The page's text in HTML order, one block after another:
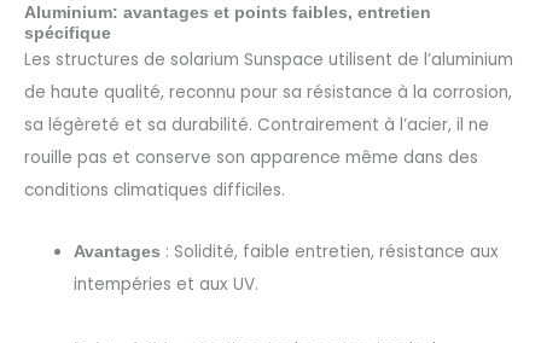
Aluminium: avantages et points faibles, entretien
spécifique
Les structures de solarium Sunspace utilisent de l’aluminium
de haute qualité, reconnu pour sa résistance à la corrosion,
sa légèreté et sa durabilité. Contrairement à l’acier, il ne
rouille pas et conserve son apparence même dans des
conditions climatiques difficiles.
Avantages : Solidité, faible entretien, résistance aux
intempéries et aux UV.